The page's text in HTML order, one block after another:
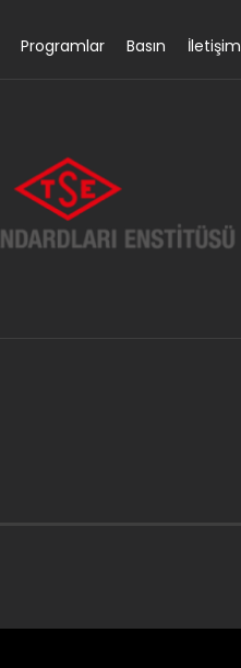
Programlar Basın İletişim